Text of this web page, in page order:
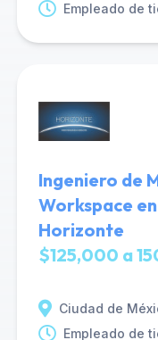
Empleado de
Ingeniero de
Workspace
Horizonte
$125,000 a
Ciudad de
Empleado de